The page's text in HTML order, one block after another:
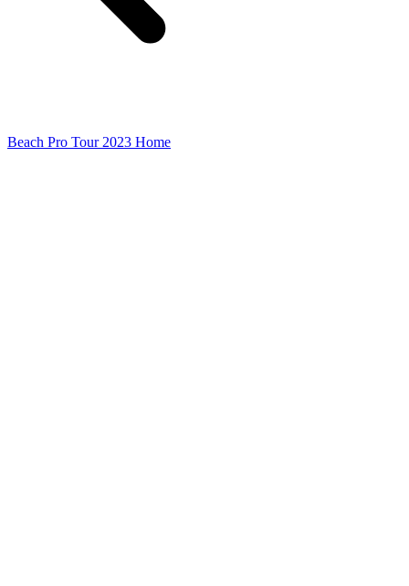
Beach Pro Tour 2023 Home